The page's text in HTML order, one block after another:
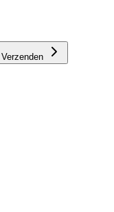
Verzenden